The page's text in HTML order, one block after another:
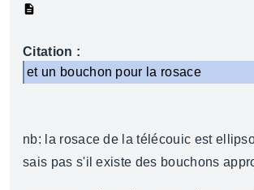
Citation :
et un bouchon pour la rosace
nb: la rosace de la télécouic est
sais pas s'il existe des bouchons